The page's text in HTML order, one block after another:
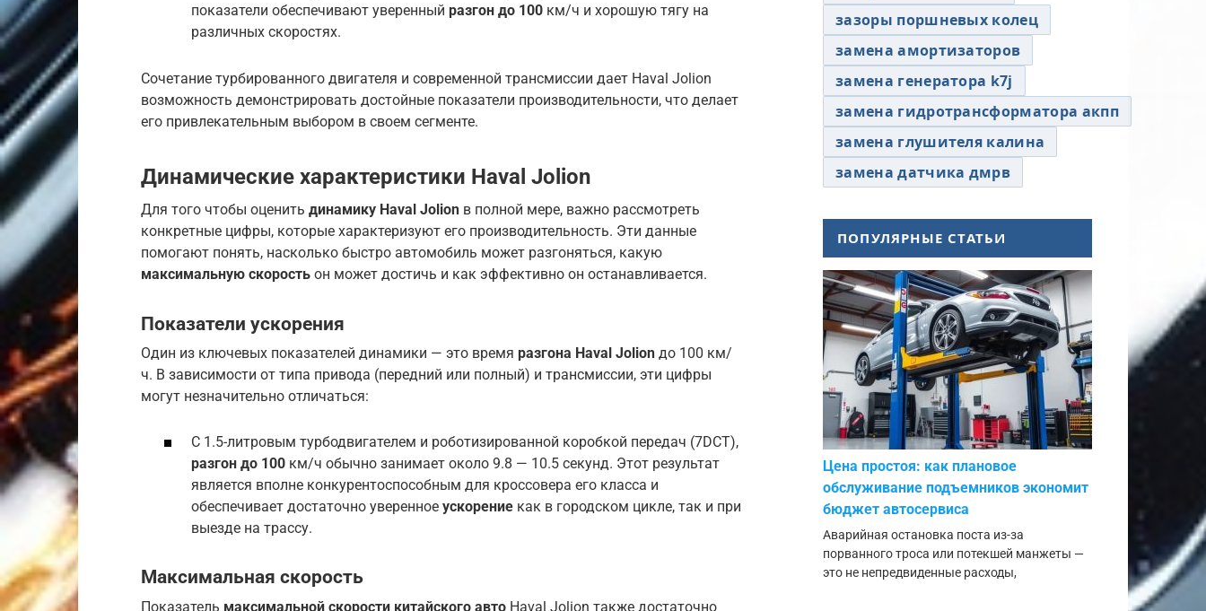
показатели обеспечивают уверенный разгон до 100 км/ч и хорошую тягу на
различных скоростях.
Сочетание турбированного двигателя и современной трансмиссии дает Haval Jolion
возможность демонстрировать достойные показатели производительности, что делает
его привлекательным выбором в своем сегменте.
Динамические характеристики Haval Jolion
Для того чтобы оценить динамику Haval Jolion в полной мере, важно рассмотреть
конкретные цифры, которые характеризуют его производительность. Эти данные
помогают понять, насколько быстро автомобиль может разгоняться, какую
максимальную скорость он может достичь и как эффективно он останавливается.
Показатели ускорения
Один из ключевых показателей динамики — это время разгона Haval Jolion до 100 км/
ч. В зависимости от типа привода (передний или полный) и трансмиссии, эти цифры
могут незначительно отличаться:
С 1.5-литровым турбодвигателем и роботизированной коробкой передач (7DCT),
разгон до 100 км/ч обычно занимает около 9.8 — 10.5 секунд. Этот результат
является вполне конкурентоспособным для кроссовера его класса и
обеспечивает достаточно уверенное ускорение как в городском цикле, так и при
выезде на трассу.
Максимальная скорость
Показатель максимальной скорости китайского авто Haval Jolion также достаточно
зазоры поршневых колец
замена амортизаторов
замена генератора k7j
замена гидротрансформатора акпп
замена глушителя калина
замена датчика дмрв
ПОПУЛЯРНЫЕ СТАТЬИ
Цена простоя: как плановое
обслуживание подъемников экономит
бюджет автосервиса
Аварийная остановка поста из-за
порванного троса или потекшей манжеты —
это не непредвиденные расходы,